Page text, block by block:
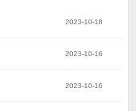
2023-10-18
2023-10-16
2023-10-16